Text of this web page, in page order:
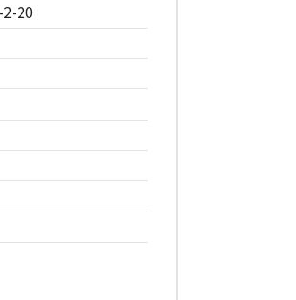
20